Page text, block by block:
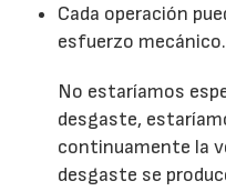
Cada operación
esfuerzo mecánico.
No estaríamos
desgaste,
continuamente la
desgaste se